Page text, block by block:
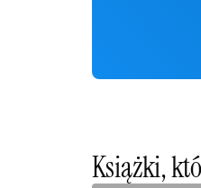
Książki,